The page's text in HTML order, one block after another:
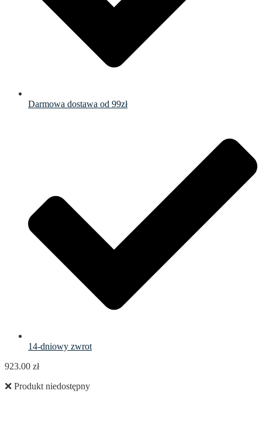
Darmowa dostawa od 99zł
14-dniowy zwrot
923.00 zł
❌ Produkt niedostępny